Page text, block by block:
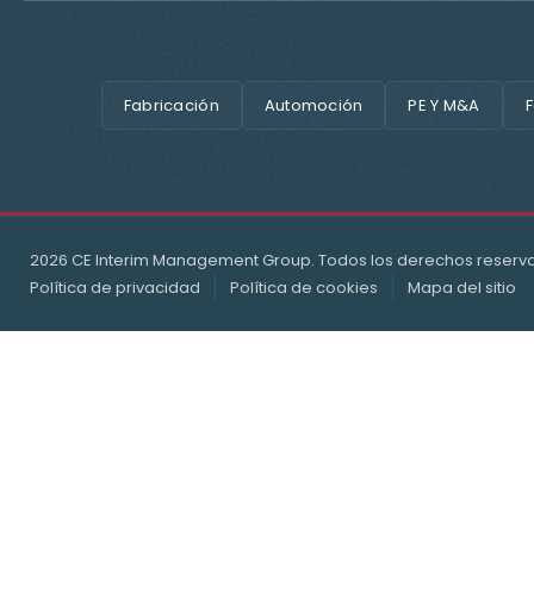
Fabricación Automoción PE Y M&A
2026 CE Interim Management Group. Todos los derechos
Política de privacidad
Política de cookies Mapa del sitio